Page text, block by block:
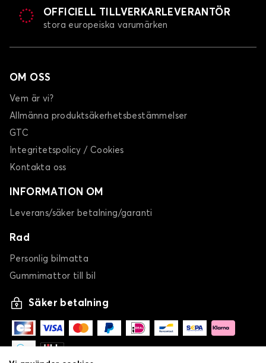
OFFICIELL TILLVERKARLEVERANTÖR
stora europeiska varumärken
OM OSS
Vem är vi?
Allmänna produktsäkerhetsbestämmelser
GTC
Integritetspolicy / Cookies
Kontakta oss
INFORMATION OM
Leverans/säker betalning/garanti
Rad
Personlig bilmatta
Gummimattor till bil
Säker betalning